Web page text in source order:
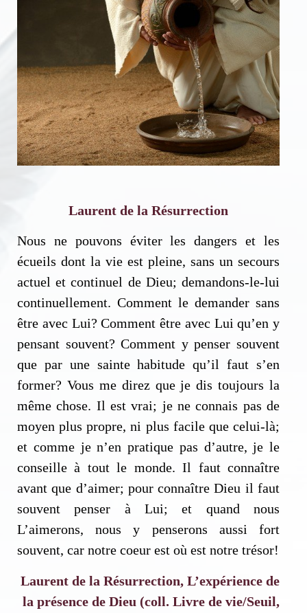
Laurent de la Résurrection
Nous ne pouvons éviter les dangers et les
écueils dont la vie est pleine, sans un secours
actuel et continuel de Dieu; demandons-le-lui
continuellement. Comment le demander sans
être avec Lui? Comment être avec Lui qu’en y
pensant souvent? Comment y penser souvent
que par une sainte habitude qu’il faut s’en
former? Vous me direz que je dis toujours la
même chose. Il est vrai; je ne connais pas de
moyen plus propre, ni plus facile que celui-là;
et comme je n’en pratique pas d’autre, je le
conseille à tout le monde. Il faut connaître
avant que d’aimer; pour connaître Dieu il faut
souvent penser à Lui; et quand nous
L’aimerons, nous y penserons aussi fort
souvent, car notre coeur est où est notre trésor!
Laurent de la Résurrection, L’expérience de
la présence de Dieu (coll. Livre de vie/Seuil,